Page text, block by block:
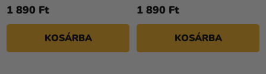
1 890 Ft
KOSÁRBA
1 890 Ft
KOSÁRBA